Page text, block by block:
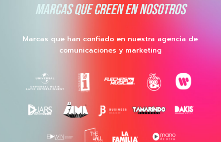
MARCAS QUE CREEN EN NOSOTROS
Marcas que han confiado en nuestra agencia de
comunicaciones y marketing